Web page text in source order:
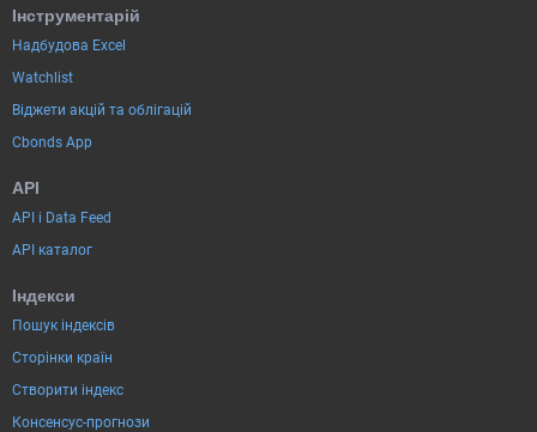
Інструментарій
Надбудова Excel
Watchlist
Віджети акцій та облігацій
Cbonds App
API
API і Data Feed
API каталог
Індекси
Пошук індексів
Сторінки країн
Створити індекс
Консенсус-прогнози